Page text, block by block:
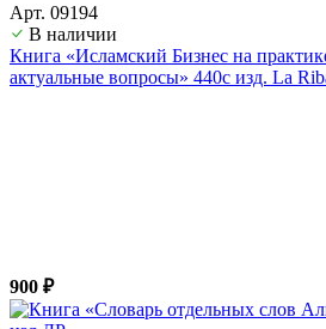
Арт. 09194
В наличии
Книга «Исламский Бизнес на
актуальные вопросы» 440с изд. La
900 ₽